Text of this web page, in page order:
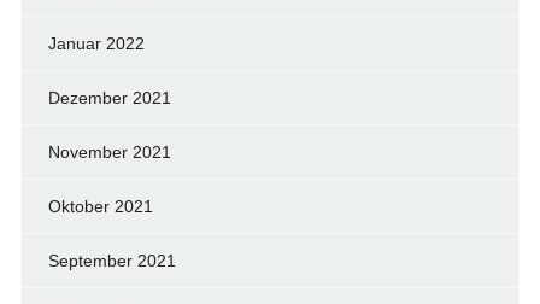
Januar 2022
Dezember 2021
November 2021
Oktober 2021
September 2021